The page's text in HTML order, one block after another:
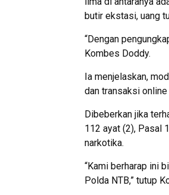
butir ekstasi, uang
“Dengan
Kombes Doddy.
Ia menjelaskan,
dan transaksi
Dibeberkan jika
112 ayat (2), Pasal
narkotika.
“Kami berharap ini
Polda NTB,” tutup